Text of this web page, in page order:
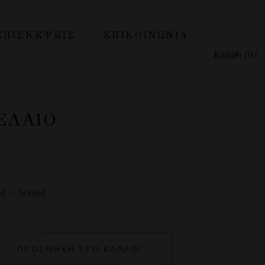
ΕΠΙΚΟΙΝΩΝΊΑ
Καλάθι (0)
ΠΡΟΣΘΉΚΗ ΣΤΟ ΚΑΛΆΘΙ